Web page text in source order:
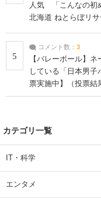
人気 「こんなの初
北海道 ねとらぼリサ
5
コメント数： 3
【バレーボール】
している「日本男子
票実施中】（投票結
カテゴリ一覧
IT・科学
エンタメ